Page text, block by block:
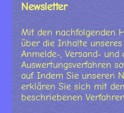
Newsletter
Mit den nachfolgenden
über die Inhalte
Anmelde-, Versand- und
Auswertungsverfahren
auf. Indem Sie unseren
erklären Sie sich mit
beschriebenen